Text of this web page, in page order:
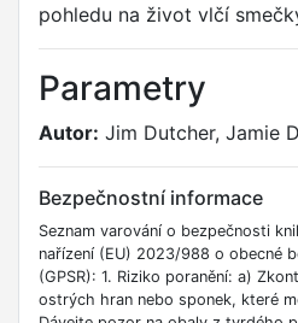
pohledu na život vlčí
Parametry
Autor: Jim Dutcher, Jamie
Bezpečnostní informace
Seznam varování o bezpečnosti
nařízení (EU) 2023/988 o obecné
(GPSR): 1. Riziko poranění: a)
ostrých hran nebo sponek, které